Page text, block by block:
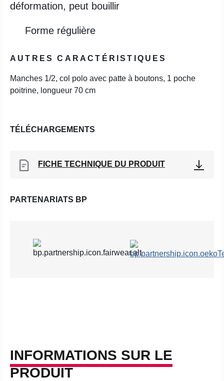
déformation, peut bouillir
Forme régulière
AUTRES CARACTÉRISTIQUES
Manches 1/2, col polo avec patte à boutons, 1 poche
poitrine, longueur 70 cm
TÉLÉCHARGEMENTS
FICHE TECHNIQUE DU PRODUIT
PARTENARIATS BP
INFORMATIONS SUR LE
PRODUIT